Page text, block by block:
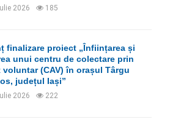
2026 185
finalizare proiect „Înființarea și
unui centru de colectare prin
voluntar (CAV) în orașul Târgu
județul Iași”
2026 222